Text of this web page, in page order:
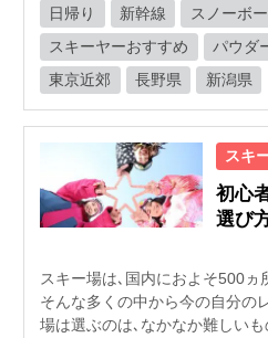
日帰り
新幹線
スノーボ
スキーヤーおすすめ
パウダ
東京近郊
長野県 新潟県
スキ
初心
選び
スキー場は､国内におよそ500ヵ
そんな多くの中から今の自分の
場は選ぶのは､なかなか難しい